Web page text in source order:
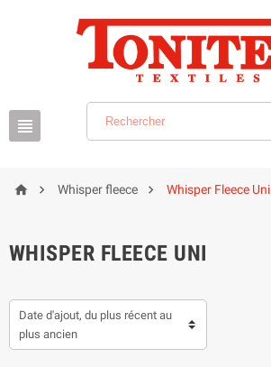

  Whisper fleece  Whisper Fleece Uni
WHISPER FLEECE UNI
Date d'ajout, du plus récent au
plus ancien